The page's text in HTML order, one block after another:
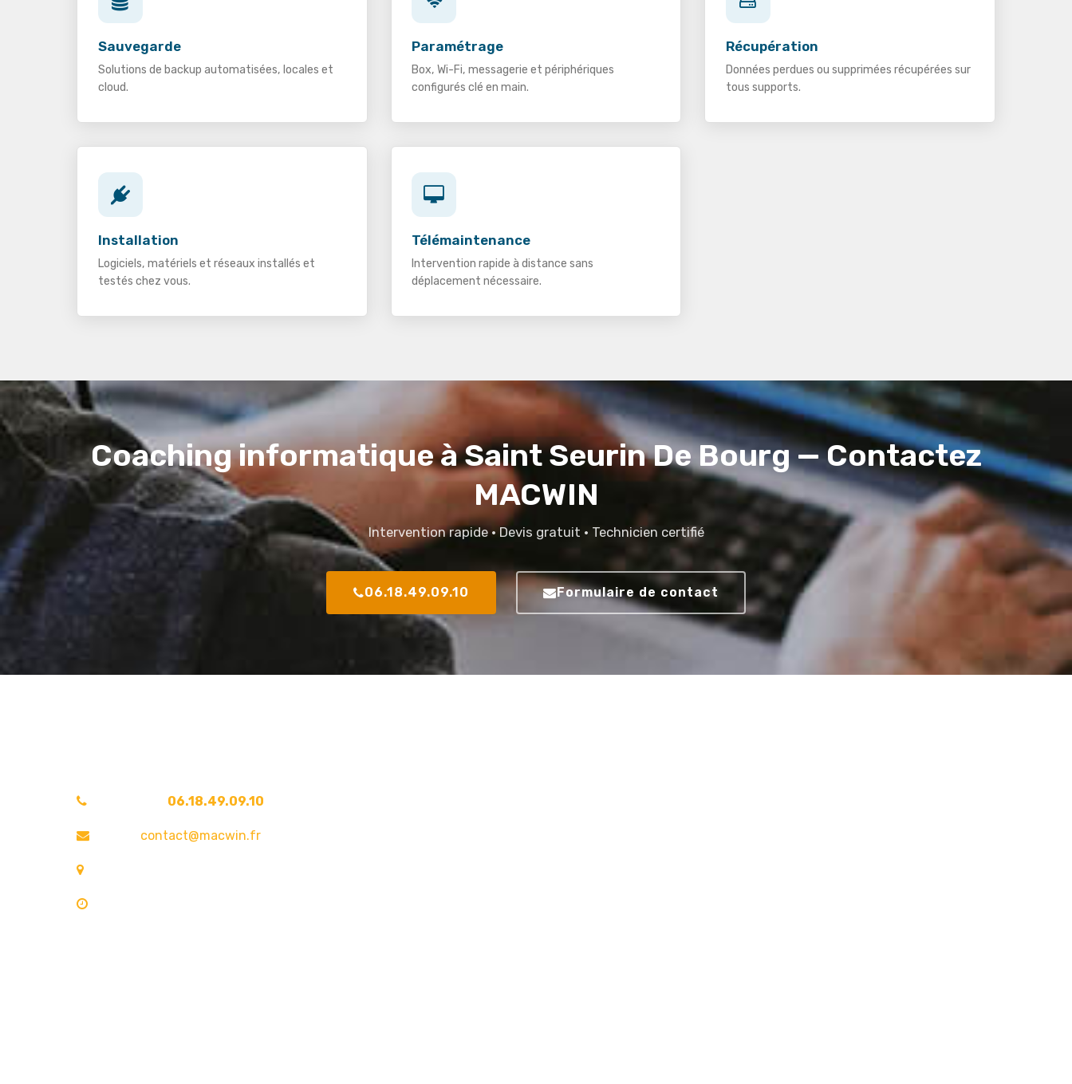
Sauvegarde
Solutions de backup automatisées, locales et
cloud.
Paramétrage
Box, Wi-Fi, messagerie et périphériques
configurés clé en main.
Récupération
Données perdues ou supprimées récupérées sur
tous supports.
Installation
Logiciels, matériels et réseaux installés et
testés chez vous.
Télémaintenance
Intervention rapide à distance sans
déplacement nécessaire.
Coaching informatique à Saint Seurin De Bourg — Contactez
MACWIN
Intervention rapide · Devis gratuit · Technicien certifié
06.18.49.09.10 Formulaire de contact
06.18.49.09.10
contact@macwin.fr